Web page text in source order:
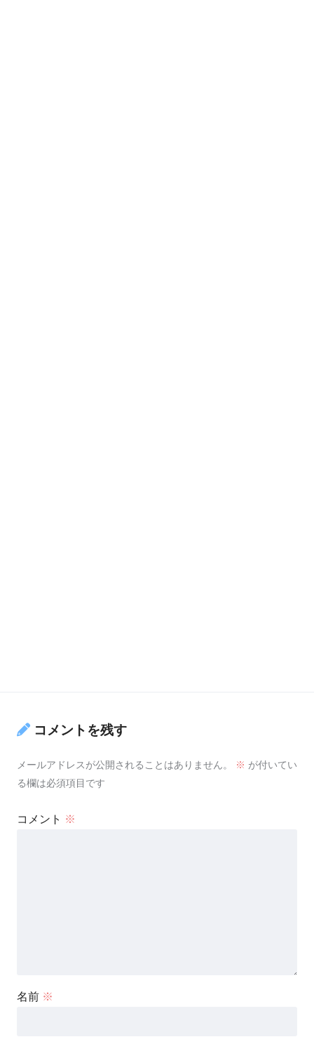
コメントを残す
メールアドレスが公開されることはありません。 ※ が付いてい
る欄は必須項目です
コメント ※
名前 ※